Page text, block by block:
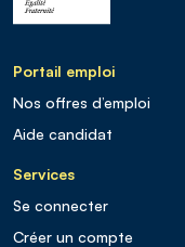
Portail emploi
Nos offres d’emploi
Aide candidat
Services
Se connecter
Créer un compte